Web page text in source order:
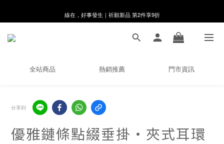
8月月初限定｜指定分類滿件88折！
🌸新會員限定🌸註冊送$100購物金
全站商品 熱銷推薦 門市資訊
分享到
優雅鏈條點綴垂掛・夾式耳環